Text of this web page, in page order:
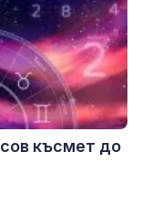
късмет до